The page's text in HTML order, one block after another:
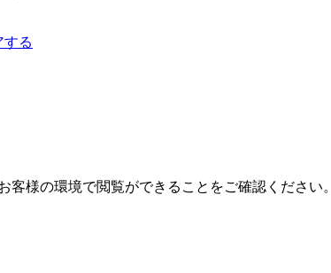
様の環境で閲覧ができることをご確認ください。